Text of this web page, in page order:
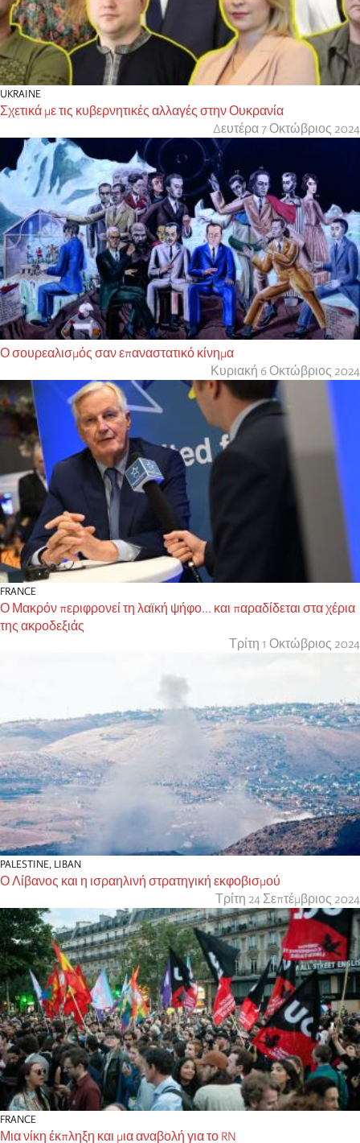
UKRAINE
Σχετικά με τις κυβερνητικές αλλαγές στην Ουκρανία
Δευτέρα 7 Οκτώβριος 2024
Ο σουρεαλισμός σαν επαναστατικό κίνημα
Κυριακή 6 Οκτώβριος 2024
FRANCE
Ο Μακρόν περιφρονεί τη λαϊκή ψήφο... και παραδίδεται στα χέρια
της ακροδεξιάς
Τρίτη 1 Οκτώβριος 2024
PALESTINE, LIBAN
Ο Λίβανος και η ισραηλινή στρατηγική εκφοβισμού
Τρίτη 24 Σεπτέμβριος 2024
FRANCE
Μια νίκη έκπληξη και μια αναβολή για το RN